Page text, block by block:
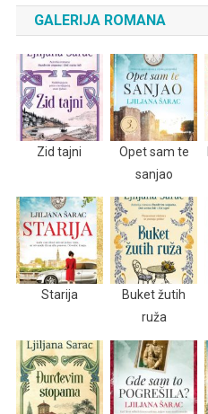
GALERIJA ROMANA
Zid tajni
Opet sam te
sanjao
Starija
Buket žutih
ruža